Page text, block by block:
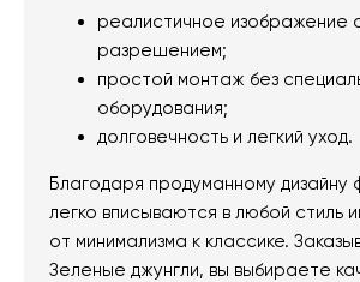
реалистичное изображение
разрешением;
простой монтаж без
оборудования;
долговечность и легкий уход.
Благодаря продуманному дизайну
легко вписываются в любой стиль
от минимализма к классике.
Зеленые джунгли, вы выбираете